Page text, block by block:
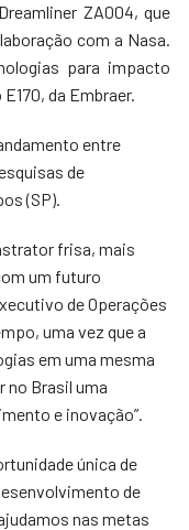
ZA004, que
com a Nasa.
para impacto
da Embraer.
entre
de
(SP).
frisa, mais
um futuro
de Operações
uma vez que a
em uma mesma
no Brasil uma
e inovação”.
única de
de
nas metas